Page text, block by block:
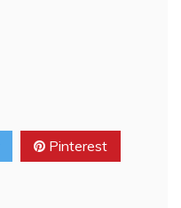
Pinterest